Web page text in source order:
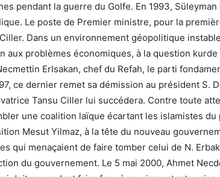
pendant la guerre du Golfe. En 1993,
Le poste de Premier ministre, pour la
Dans un environnement géopolitique
aux problèmes économiques, à la question
Erlsakan, chef du Refah, le parti
ce dernier remet sa démission au président S.
Tansu Ciller lui succédera. Contre toute
une coalition laïque écartant les islamistes du
Mesut Yilmaz, à la tête du nouveau
qui menaçaient de faire tomber celui de N.
du gouvernement. Le 5 mai 2000, Ahmet